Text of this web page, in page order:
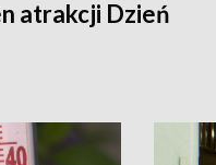
atrakcji Dzień